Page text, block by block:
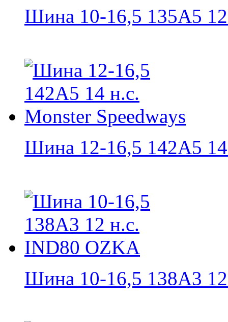
Шина 10-16,5 135A5
Шина 12-16,5 142A5
Шина 10-16,5 138A3